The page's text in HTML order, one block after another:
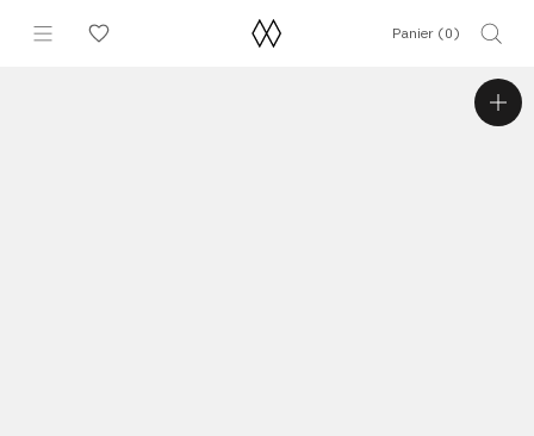
Panier (0)